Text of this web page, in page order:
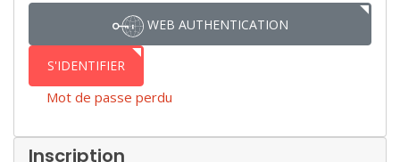
WEB AUTHENTICATION
S'IDENTIFIER
Mot de passe perdu
Inscription